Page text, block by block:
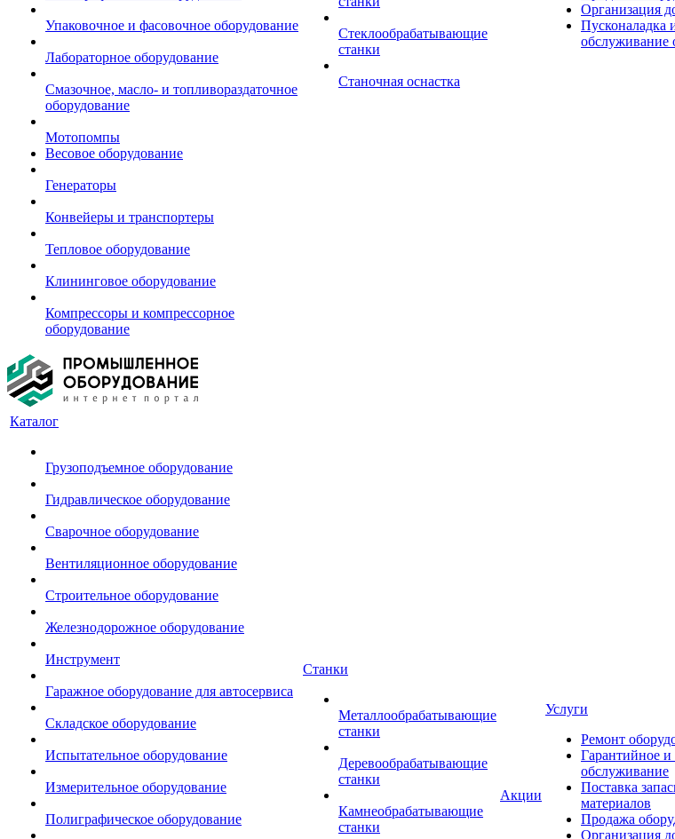
Упаковочное и фасовочное оборудование
Лабораторное оборудование
Смазочное, масло- и топливораздаточное
оборудование
Мотопомпы
Весовое оборудование
Генераторы
Конвейеры и транспортеры
Тепловое оборудование
Клининговое оборудование
Компрессоры и компрессорное
оборудование
Стеклообрабатывающие
станки
Станочная оснастка
Организация
Пусконаладка
обслуживание
Каталог
Грузоподъемное оборудование
Гидравлическое оборудование
Сварочное оборудование
Вентиляционное оборудование
Строительное оборудование
Железнодорожное оборудование
Инструмент
Гаражное оборудование для автосервиса
Складское оборудование
Испытательное оборудование
Измерительное оборудование
Полиграфическое оборудование
Станки
Металлообрабатывающие
станки
Деревообрабатывающие
станки
Камнеобрабатывающие
станки
Акции
Услуги
Ремонт
Гарантийное и
обслуживание
Поставка
материалов
Продажа
Организация